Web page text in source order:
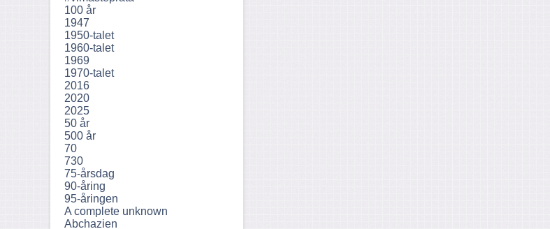
100 år
1947
1950-talet
1960-talet
1969
1970-talet
2016
2020
2025
50 år
500 år
70
730
75-årsdag
90-åring
95-åringen
A complete unknown
Abchazien